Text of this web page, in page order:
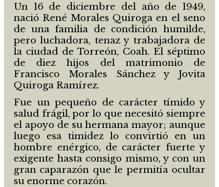
Un 16 de diciembre del año de 1949,
nació René Morales Quiroga en el seno
de una familia de condición humilde,
pero luchadora, tenaz y trabajadora de
la ciudad de Torreón, Coah. El séptimo
de diez hijos del matrimonio de
Francisco Morales Sánchez y Jovita
Quiroga Ramírez.
Fue un pequeño de carácter tímido y
salud frágil, por lo que necesitó siempre
el apoyo de su hermana mayor; aunque
luego esa timidez lo convirtió en un
hombre enérgico, de carácter fuerte y
exigente hasta consigo mismo, y con un
gran caparazón que le permitía ocultar
su enorme corazón.